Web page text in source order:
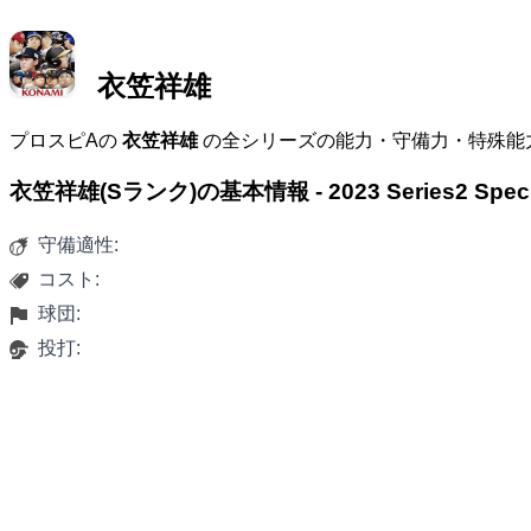
衣笠祥雄
プロスピAの 衣笠祥雄の全シリーズの能力・守備力・特殊
衣笠祥雄(Sランク)の基本情報 - 2023 Series2
守備適性:
コスト:
球団:
投打: